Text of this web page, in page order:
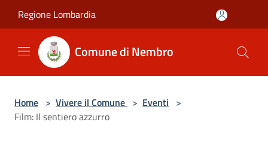
Regione Lombardia
Comune di Nembro
Home > Vivere il Comune > Eventi >
Film: Il sentiero azzurro